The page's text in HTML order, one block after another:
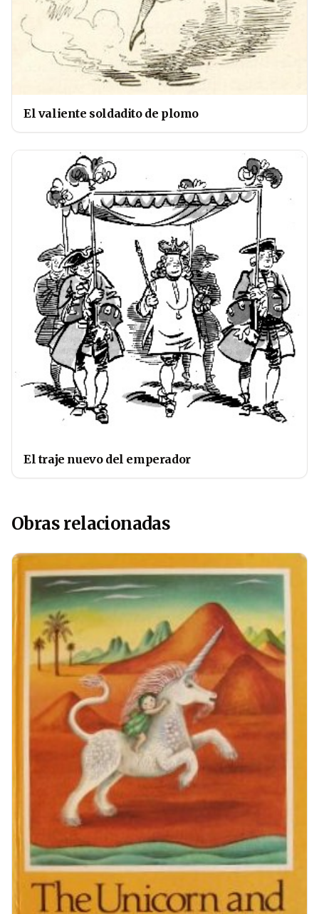
El valiente soldadito de plomo
El traje nuevo del emperador
Obras relacionadas